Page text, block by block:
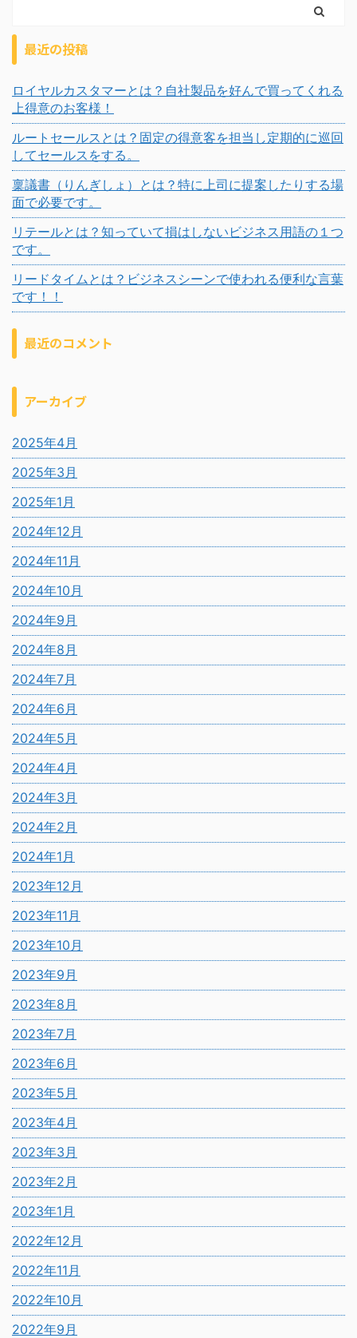
最近の投稿
ロイヤルカスタマーとは？自社製品を好んで買ってくれる
上得意のお客様！
ルートセールスとは？固定の得意客を担当し定期的に巡回
してセールスをする。
稟議書（りんぎしょ）とは？特に上司に提案したりする場
面で必要です。
リテールとは？知っていて損はしないビジネス用語の１つ
です。
リードタイムとは？ビジネスシーンで使われる便利な言葉
です！！
最近のコメント
アーカイブ
2025年4月
2025年3月
2025年1月
2024年12月
2024年11月
2024年10月
2024年9月
2024年8月
2024年7月
2024年6月
2024年5月
2024年4月
2024年3月
2024年2月
2024年1月
2023年12月
2023年11月
2023年10月
2023年9月
2023年8月
2023年7月
2023年6月
2023年5月
2023年4月
2023年3月
2023年2月
2023年1月
2022年12月
2022年11月
2022年10月
2022年9月